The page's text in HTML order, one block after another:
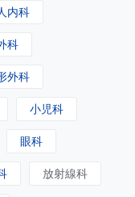
内科
科
外科
小児科
眼科
放射線科